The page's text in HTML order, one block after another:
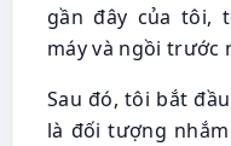
gần đây của tôi,
máy và ngồi trước
Sau đó, tôi bắt
là đối tượng